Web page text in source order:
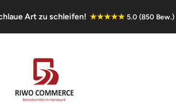
Art zu schleifen! ★★★★★ 5.0 (850 Bew.)